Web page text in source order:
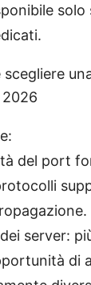
scegliere
del port
server:
di